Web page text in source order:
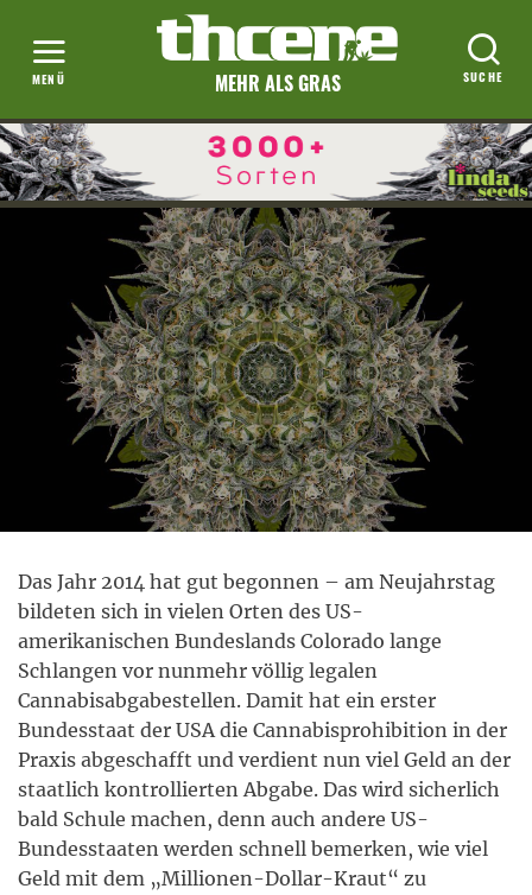
MEHR ALS GRAS
Das Jahr 2014 hat gut begonnen­ – am Neujahrstag
bildeten sich in vielen Orten des US-
amerikanischen Bundeslands Colorado lange
Schlangen vor nunmehr völlig legalen
Cannabisabgabestellen. Damit hat ein erster
Bundesstaat der USA die Cannabisprohibition in der
Praxis abgeschafft und verdient nun viel Geld an der
staatlich kontrollierten Abgabe. Das wird sicherlich
bald Schule machen, denn auch andere US-
Bundesstaaten werden schnell bemerken, wie viel
Geld mit dem „Millionen-Dollar-Kraut“ zu